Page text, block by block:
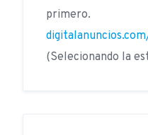
primero.
(Selecionando la